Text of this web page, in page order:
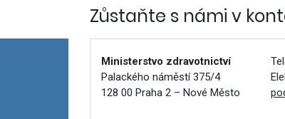
Zůstaňte s námi v
Ministerstvo zdravotnictví
Palackého náměstí 375/4
128 00 Praha 2 – Nové Město